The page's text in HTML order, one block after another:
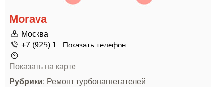
Morava
Москва
+7 (925) 1...Показать телефон
Показать на карте
Рубрики: Ремонт турбонагнетателей